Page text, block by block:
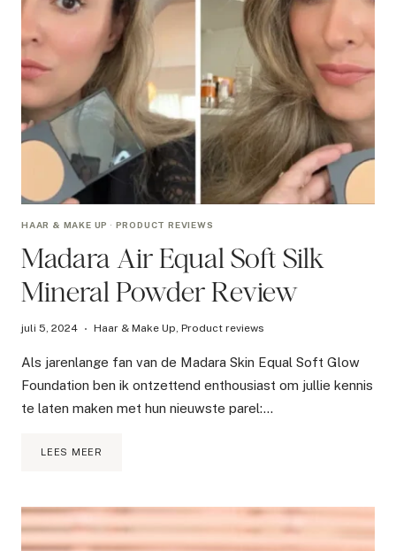
HAAR & MAKE UP · PRODUCT REVIEWS
Madara Air Equal Soft Silk
Mineral Powder Review
juli 5, 2024 Haar & Make Up,Product reviews
Als jarenlange fan van de Madara Skin Equal Soft Glow
Foundation ben ik ontzettend enthousiast om jullie kennis
te laten maken met hun nieuwste parel:…
LEES MEER
MINERAL
POWDER